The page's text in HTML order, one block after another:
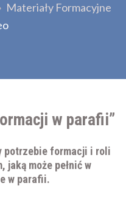
Materiały Formacyjne
w parafii”
potrzebie formacji i roli
jaką może pełnić w
w parafii.